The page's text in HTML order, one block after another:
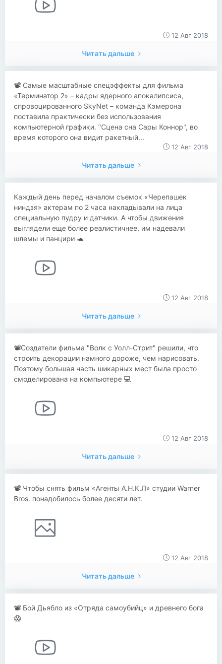
12 Авг 2018
Читать дальше
​​📽 Самые масштабные спецэффекты для фильма
«Терминатор 2» – кадры ядерного апокалипсиса,
спровоцированного SkyNet – команда Кэмерона
поставила практически без использования
компьютерной графики. "Сцена сна Сары Коннор", во
время которого она видит ракетный...
12 Авг 2018
Читать дальше
Каждый день перед началом съемок «Черепашек
ниндзя» актерам по 2 часа накладывали на лица
специальную пудру и датчики. А чтобы движения
выглядели еще более реалистичнее, им надевали
шлемы и панцири 🐢
12 Авг 2018
Читать дальше
📽Создатели фильма "Волк с Уолл-Стрит" решили, что
строить декорации намного дороже, чем нарисовать.
Поэтому большая часть шикарных мест была просто
смоделирована на компьютере 💻
12 Авг 2018
Читать дальше
📽 Чтобы снять фильм «Агенты А.Н.К.Л» студии Warner
Bros. понадобилось более десяти лет.
12 Авг 2018
Читать дальше
📽 Бой Дьябло из «Отряда самоубийц» и древнего бога
😱